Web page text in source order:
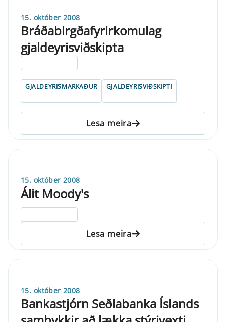
15. október 2008
Bráðabirgðafyrirkomulag
gjaldeyrisviðskipta
GJALDEYRISMARKAÐUR GJALDEYRISVIÐSKIPTI
Lesa meira
15. október 2008
Álit Moody's
Lesa meira
15. október 2008
Bankastjórn Seðlabanka Íslands